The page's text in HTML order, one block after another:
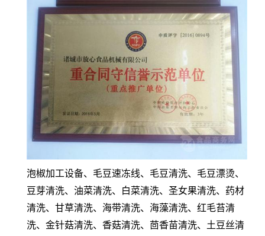
泡椒加工设备、毛豆速冻线、毛豆清洗、毛豆漂烫、
豆芽清洗、油菜清洗、白菜清洗、圣女果清洗、药材
清洗、甘草清洗、海带清洗、海藻清洗、红毛苔清
洗、金针菇清洗、香菇清洗、茴香苗清洗、土豆丝清